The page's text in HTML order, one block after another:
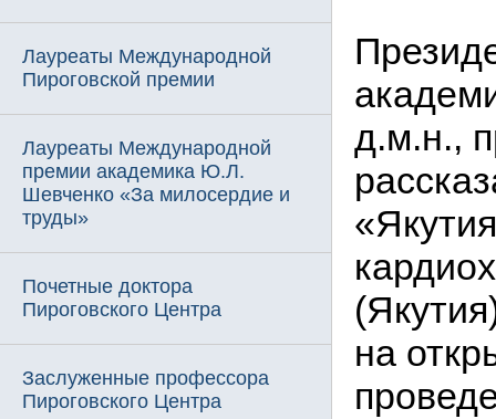
Лауреаты Международной
Пироговской премии
Лауреаты Международной
премии академика Ю.Л.
Шевченко «За милосердие и
труды»
Почетные доктора
Пироговского Центра
Заслуженные профессора
Пироговского Центра
д.м.н.,
на